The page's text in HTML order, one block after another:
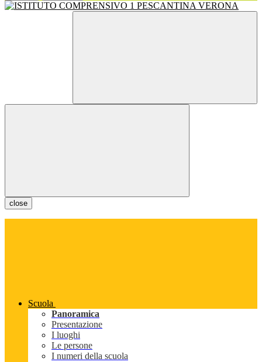
close
Scuola
Panoramica
Presentazione
I luoghi
Le persone
I numeri della scuola